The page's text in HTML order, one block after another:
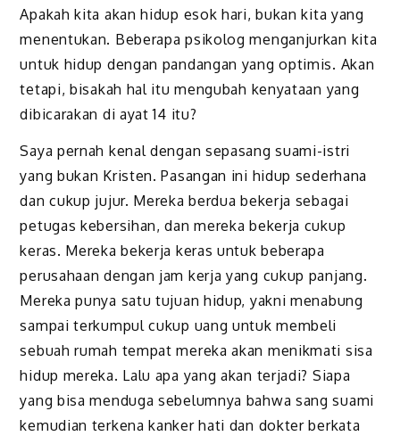
Apakah kita akan hidup esok hari, bukan kita yang
menentukan. Beberapa psikolog menganjurkan kita
untuk hidup dengan pandangan yang optimis. Akan
tetapi, bisakah hal itu mengubah kenyataan yang
dibicarakan di ayat 14 itu?
Saya pernah kenal dengan sepasang suami-istri
yang bukan Kristen. Pasangan ini hidup sederhana
dan cukup jujur. Mereka berdua bekerja sebagai
petugas kebersihan, dan mereka bekerja cukup
keras. Mereka bekerja keras untuk beberapa
perusahaan dengan jam kerja yang cukup panjang.
Mereka punya satu tujuan hidup, yakni menabung
sampai terkumpul cukup uang untuk membeli
sebuah rumah tempat mereka akan menikmati sisa
hidup mereka. Lalu apa yang akan terjadi? Siapa
yang bisa menduga sebelumnya bahwa sang suami
kemudian terkena kanker hati dan dokter berkata